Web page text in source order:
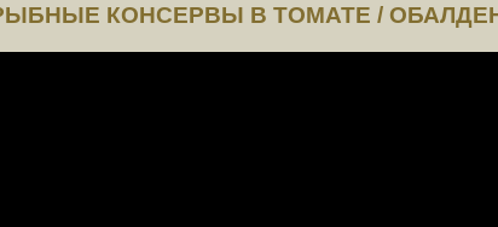
КОНСЕРВЫ В ТОМАТЕ /